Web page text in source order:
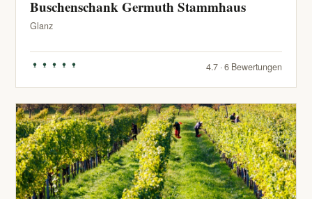
Buschenschank Germuth Stammhaus
Glanz
4.7 · 6 Bewertungen